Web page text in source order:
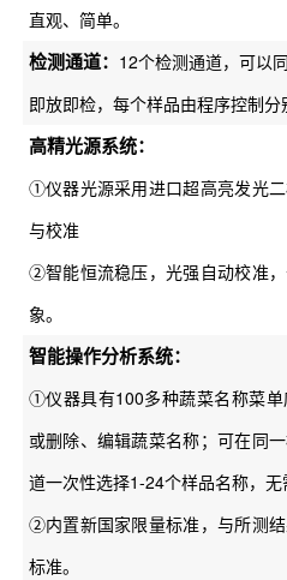
直观、简单。
检测通道： 12个检测通道，可以
即放即检，每个样品由程序控制分
高精光源系统：
①仪器光源采用进口超高亮发光
与校准
②智能恒流稳压，光强自动校准
象。
智能操作分析系统：
①仪器具有100多种蔬菜名称菜
或删除、编辑蔬菜名称；可在同
道一次性选择1-24个样品名称，无
②内置新国家限量标准，与所测
标准。